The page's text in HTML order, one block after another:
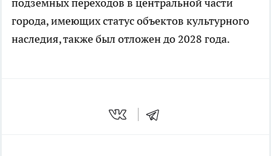
подземных переходов в центральной части
города, имеющих статус объектов культурного
наследия, также был отложен до 2028 года.